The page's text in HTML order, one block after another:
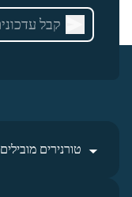
טורנירים מובילים